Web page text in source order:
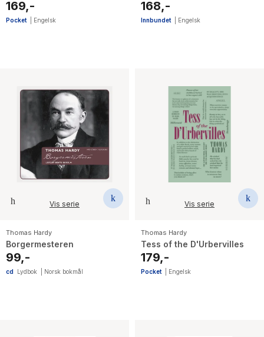
169,-
Pocket Engelsk
168,-
Innbundet Engelsk
Vis serie
Thomas Hardy
Borgermesteren
99,-
cd Lydbok Norsk bokmål
Vis serie
Thomas Hardy
Tess of the D'Urbervilles
179,-
Pocket Engelsk